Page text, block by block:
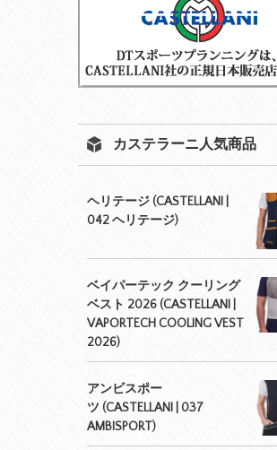
カステラーニ人気商品
ヘリテージ (CASTELLANI |
042 ヘリテージ)
ベイパーテック クーリング
ベスト 2026 (CASTELLANI |
VAPORTECH COOLING VEST
2026)
アンビスポー
ツ (CASTELLANI | 037
AMBISPORT)